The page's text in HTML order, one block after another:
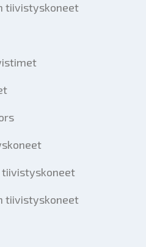
tiivistyskoneet
tiivistyskoneet